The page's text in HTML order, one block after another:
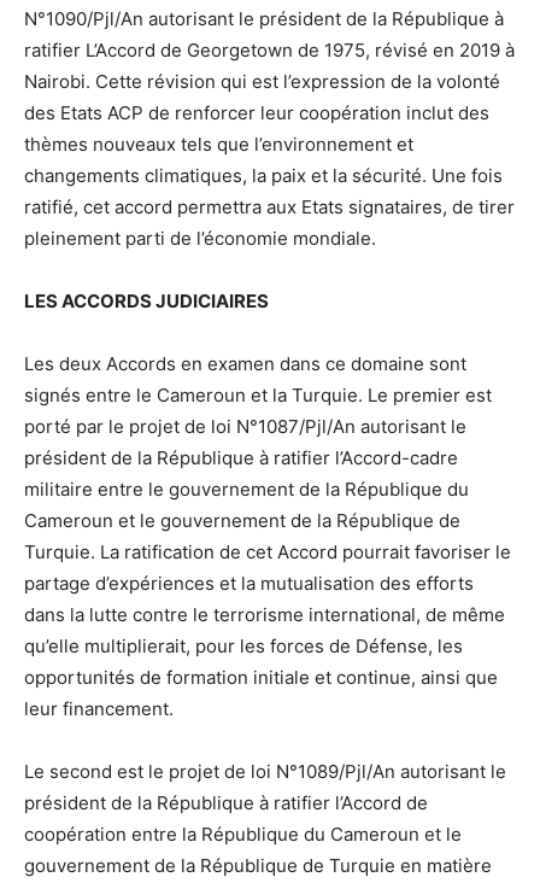
N°1090/Pjl/An autorisant le président de la République à
ratifier L’Accord de Georgetown de 1975, révisé en 2019 à
Nairobi. Cette révision qui est l’expression de la volonté
des Etats ACP de renforcer leur coopération inclut des
thèmes nouveaux tels que l’environnement et
changements climatiques, la paix et la sécurité. Une fois
ratifié, cet accord permettra aux Etats signataires, de tirer
pleinement parti de l’économie mondiale.
LES ACCORDS JUDICIAIRES
Les deux Accords en examen dans ce domaine sont
signés entre le Cameroun et la Turquie. Le premier est
porté par le projet de loi N°1087/Pjl/An autorisant le
président de la République à ratifier l’Accord-cadre
militaire entre le gouvernement de la République du
Cameroun et le gouvernement de la République de
Turquie. La ratification de cet Accord pourrait favoriser le
partage d’expériences et la mutualisation des efforts
dans la lutte contre le terrorisme international, de même
qu’elle multiplierait, pour les forces de Défense, les
opportunités de formation initiale et continue, ainsi que
leur financement.
Le second est le projet de loi N°1089/Pjl/An autorisant le
président de la République à ratifier l’Accord de
coopération entre la République du Cameroun et le
gouvernement de la République de Turquie en matière